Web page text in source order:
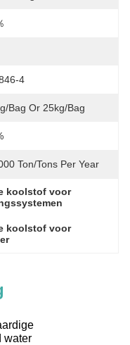
4
bag Or 25kg/bag
Ton/Tons Per Year
koolstof voor
koolstof voor
water